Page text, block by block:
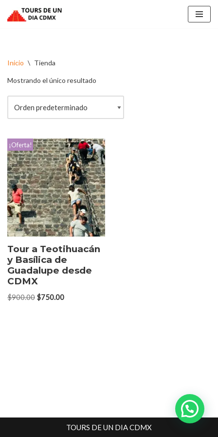
Inicio \ Tienda
Mostrando el único resultado
¡Oferta!
Tour a Teotihuacán
y Basílica de
Guadalupe desde
CDMX
$900.00 $750.00
TOURS DE UN DIA CDMX